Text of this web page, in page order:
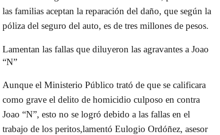
las familias aceptan la reparación del daño, que según la
póliza del seguro del auto, es de tres millones de pesos.
Lamentan las fallas que diluyeron las agravantes a Joao
“N”
Aunque el Ministerio Público trató de que se calificara
como grave el delito de homicidio culposo en contra
Joao “N”, esto no se logró debido a las fallas en el
trabajo de los peritos,lamentó Eulogio Ordóñez, asesor